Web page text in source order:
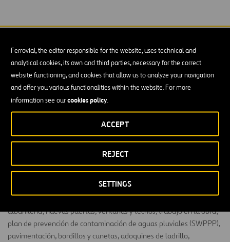
Ferrovial, the editor responsible for the website, uses technical and
analytical cookies, its own and third parties, necessary for the correct
website functioning, and cookies that allow us to analyze your navigation
and offer you various functionalities within the website. For more
information see ourcookies policy.
SETTINGS
REJECT
ACCEPT
La estación de bombeo de transferencia de Arkansas
ubicada en Arlington, Texas, supuso un proyecto de
construcción de 2,1 millones de dólares.
El equipo de PLW Waterworks construyó nuevas tuberías, cajas de
climatización, bombas de turbina verticales de 3,5 MGD,
electricidad, instrumentación y controles (SCADA). El proyecto
también abarcó la construcción de un generador de gas natural,
albañilería, nuevas puertas, ventanas y techos, trabajo en la obra,
plan de prevención de contaminación de aguas pluviales (SWPPP),
pavimentación, bordillos y cunetas, adoquines de ladrillo,